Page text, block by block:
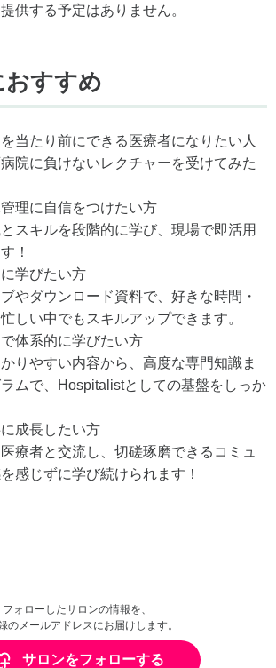
供する予定はありません。
おすすめ
当たり前にできる医療者になりたい人
院に負けないレクチャーを受けてみた
理に自信をつけたい方
キルを段階的に学び、現場で即活用
！
学びたい方
ダウンロード資料で、好きな時間・
しい中でもスキルアップできます。
体系的に学びたい方
やすい内容から、高度な専門知識ま
ムで、Hospitalistとしての基盤をしっか
成長したい方
者と交流し、切磋琢磨できるコミュ
感じずに学び続けられます！
フォローしたサロンの情報を、
のメールアドレスにお届けします。
サロンをフォローする